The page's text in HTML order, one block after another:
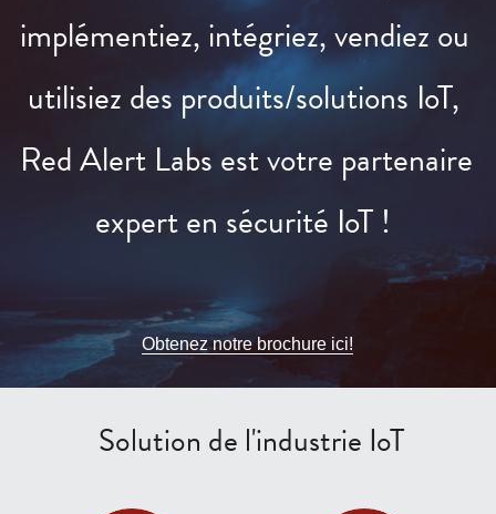
implémentiez, intégriez, vendiez ou
utilisiez des produits/solutions IoT,
Red Alert Labs est votre partenaire
expert en sécurité IoT !
Obtenez notre brochure ici!
Solution de l'industrie IoT